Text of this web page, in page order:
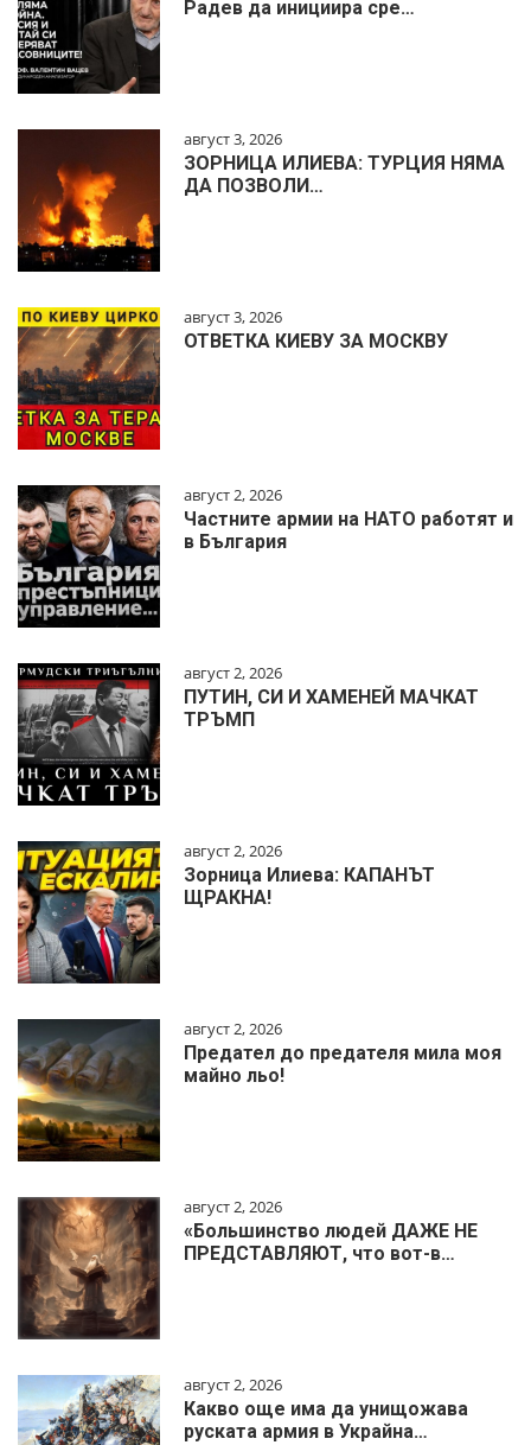
Радев да инициира сре…
август 3, 2026
ЗОРНИЦА ИЛИЕВА: ТУРЦИЯ НЯМА
ДА ПОЗВОЛИ…
август 3, 2026
ОТВЕТКА КИЕВУ ЗА МОСКВУ
август 2, 2026
Частните армии на НАТО работят и
в България
август 2, 2026
ПУТИН, СИ И ХАМЕНЕЙ МАЧКАТ
ТРЪМП
август 2, 2026
Зорница Илиева: КАПАНЪТ
ЩРАКНА!
август 2, 2026
Предател до предателя мила моя
майно льо!
август 2, 2026
«Большинство людей ДАЖЕ НЕ
ПРЕДСТАВЛЯЮТ, что вот-в…
август 2, 2026
Какво още има да унищожава
руската армия в Украйна…